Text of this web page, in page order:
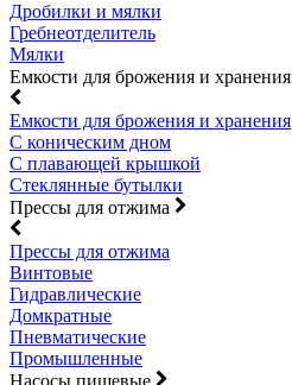
Дробилки и мялки
Гребнеотделитель
Мялки
Емкости для брожения и хранения
Емкости для брожения и хранения
С коническим дном
С плавающей крышкой
Стеклянные бутылки
Прессы для отжима
Прессы для отжима
Винтовые
Гидравлические
Домкратные
Пневматические
Промышленные
Насосы пищевые